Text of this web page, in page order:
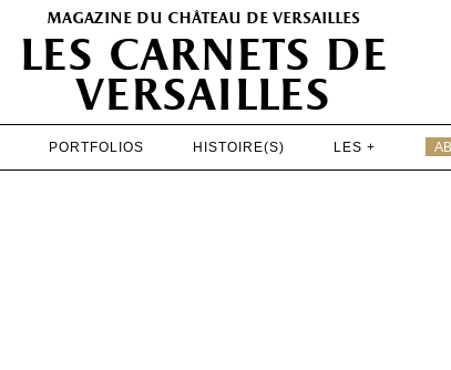
magazine du château de versailles
les carnets de
versailles
PORTFOLIOS HISTOIRE(S) LES +